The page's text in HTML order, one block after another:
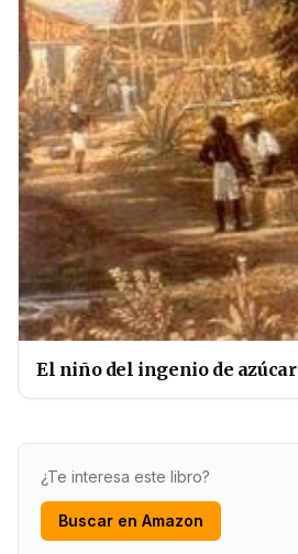
El niño del ingenio de azúcar
¿Te interesa este libro?
Buscar en Amazon